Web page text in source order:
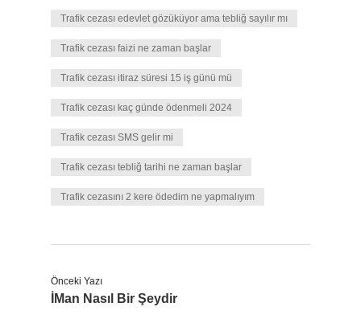
Trafik cezası edevlet gözüküyor ama tebliğ sayılır mı
Trafik cezası faizi ne zaman başlar
Trafik cezası itiraz süresi 15 iş günü mü
Trafik cezası kaç günde ödenmeli 2024
Trafik cezası SMS gelir mi
Trafik cezası tebliğ tarihi ne zaman başlar
Trafik cezasını 2 kere ödedim ne yapmalıyım
Önceki Yazı
İMan Nasıl Bir Şeydir